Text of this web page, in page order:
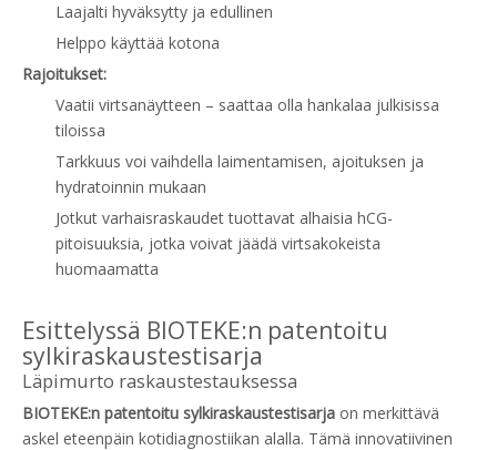
Laajalti hyväksytty ja edullinen
Helppo käyttää kotona
Rajoitukset:
Vaatii virtsanäytteen – saattaa olla hankalaa julkisissa
tiloissa
Tarkkuus voi vaihdella laimentamisen, ajoituksen ja
hydratoinnin mukaan
Jotkut varhaisraskaudet tuottavat alhaisia ​​hCG-
pitoisuuksia, jotka voivat jäädä virtsakokeista
huomaamatta
Esittelyssä BIOTEKE:n patentoitu
sylkiraskaustestisarja
Läpimurto raskaustestauksessa
BIOTEKE:n patentoitu sylkiraskaustestisarja on merkittävä
askel eteenpäin kotidiagnostiikan alalla. Tämä innovatiivinen